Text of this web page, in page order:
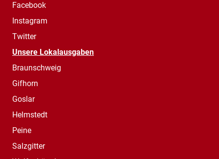
Facebook
Instagram
Twitter
Unsere Lokalausgaben
Braunschweig
Gifhorn
Goslar
Helmstedt
Peine
Salzgitter